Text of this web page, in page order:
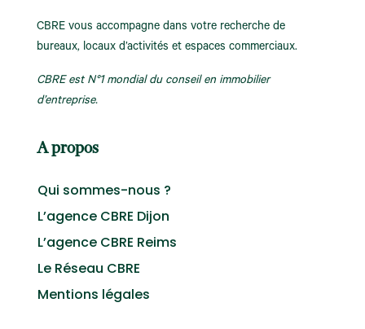
CBRE vous accompagne dans votre recherche de
bureaux, locaux d’activités et espaces commerciaux.
CBRE est N°1 mondial du conseil en immobilier
d’entreprise.
A propos
Qui sommes-nous ?
L’agence CBRE Dijon
L’agence CBRE Reims
Le Réseau CBRE
Mentions légales